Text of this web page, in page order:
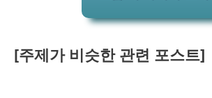
[주제가 비슷한 관련 포스트]